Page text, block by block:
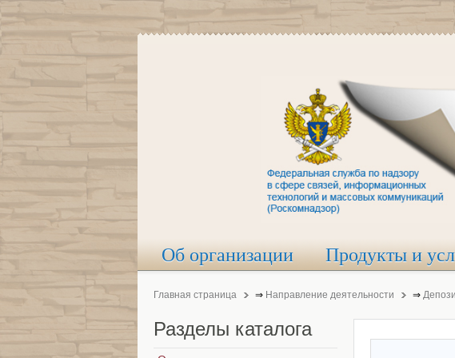
Об организации Продукты и
Главная страница ⇒ Направление деятельности ⇒
Разделы каталога